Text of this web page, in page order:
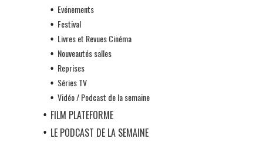
Evénements
Festival
Livres et Revues Cinéma
Nouveautés salles
Reprises
Séries TV
Vidéo / Podcast de la semaine
FILM PLATEFORME
LE PODCAST DE LA SEMAINE